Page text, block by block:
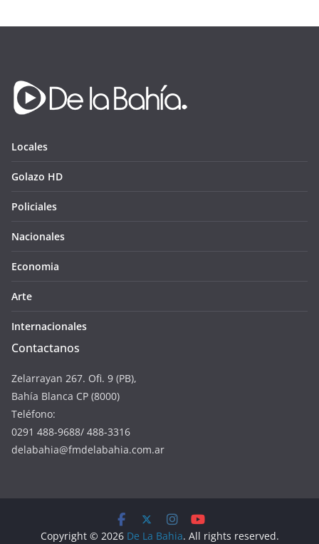
Locales
Golazo HD
Policiales
Nacionales
Economia
Arte
Internacionales
Contactanos
Zelarrayan 267. Ofi. 9 (PB),
Bahía Blanca CP (8000)
Teléfono:
0291 488-9688/ 488-3316
delabahia@fmdelabahia.com.ar
Copyright © 2026 De La Bahia. All rights reserved.